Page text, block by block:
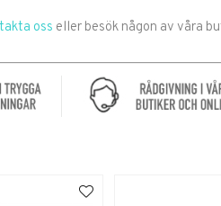
oss eller besök någon av våra